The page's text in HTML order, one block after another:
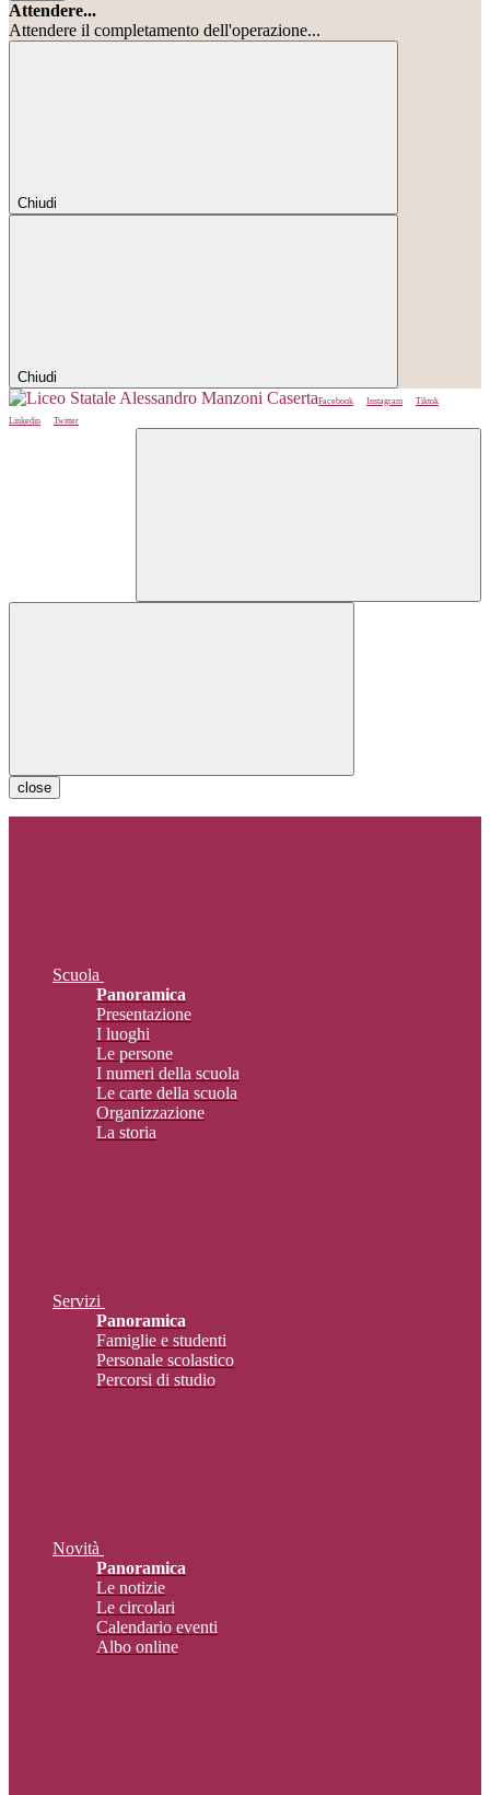
Attendere...
Attendere il completamento dell'operazione...
Chiudi
Chiudi
Facebook Instagram
Tiktok
Linkedin
Twitter
close
Scuola
Panoramica
Presentazione
I luoghi
Le persone
I numeri della scuola
Le carte della scuola
Organizzazione
La storia
Servizi
Panoramica
Famiglie e studenti
Personale scolastico
Percorsi di studio
Novità
Panoramica
Le notizie
Le circolari
Calendario eventi
Albo online